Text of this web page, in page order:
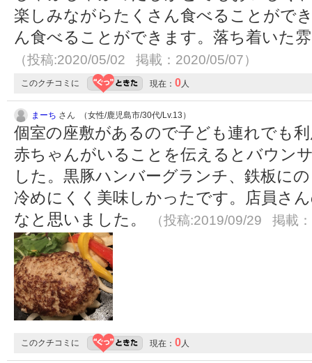
楽しみながらたくさん食べることがで
ん食べることができます。落ち着いた
（投稿:2020/05/02 掲載：2020/05/07）
このクチコミに 現在： 0人
まーち さん （女性/鹿児島市/30代/Lv.13）
個室の座敷があるので子ども連れでも
赤ちゃんがいることを伝えるとバウン
した。黒豚ハンバーグランチ、鉄板に
冷めにくく美味しかったです。店員さ
なと思いました。
（投稿:2019/09/29 掲載
このクチコミに 現在： 0人